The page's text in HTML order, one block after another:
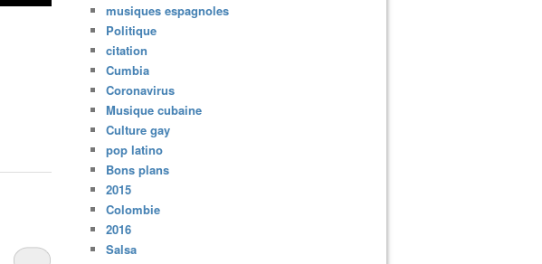
…
musiques espagnoles
Politique
citation
Cumbia
Coronavirus
Musique cubaine
Culture gay
pop latino
Bons plans
2015
Colombie
2016
Salsa